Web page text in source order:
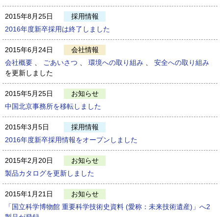
2015年8月25日
採用情報
2016年度新卒採用は終了しました
2015年6月24日
会社情報
会社概要
ごあいさつ 環境への取り組み
安全への取り組み
を更新しました
2015年5月25日
お知らせ
中国北京事務所を移転しました
2015年3月5日
採用情報
2016年度新卒採用情報をオープンしました
2015年2月20日
お知らせ
製品カタログを更新しました
2015年1月21日
お知らせ
「国立科学博物館 重要科学技術史資料 (愛称：未来技術遺産)」へ2